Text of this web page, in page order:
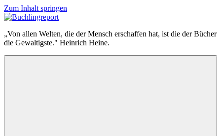
Zum Inhalt springen
Buchlingreport
„Von allen Welten, die der Mensch erschaffen hat, ist die der Bücher
die Gewaltigste." Heinrich Heine.